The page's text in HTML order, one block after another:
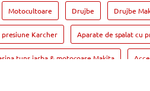
Motocultoare Drujbe Drujbe
Karcher Aparate de spalat cu
tuns iarba & motocoase Makita